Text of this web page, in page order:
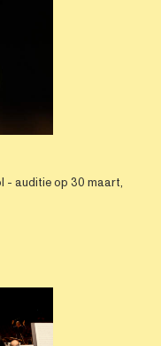
- auditie op 30 maart,